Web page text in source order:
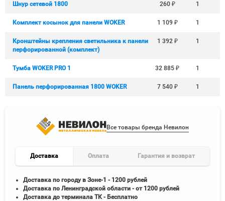
Шнур сетевой 1800 260 ₽ 1
Комплект косынок для панели WOKER 1 109 ₽ 1
Кронштейны крепления светильника к панели
перфорированной (комплект)
1 392 ₽ 1
Тумба WOKER PRO 1 32 885₽ 1
Панель перфорированная 1800 WOKER 7 540 ₽ 1
Все товары бренда Невилон
Доставка Оплата Гарантия и возврат
Доставка по городу в Зоне-1 - 1200 рублей
Доставка по Ленинградской области - от 1200 рублей
Доставка до терминала ТК - Бесплатно